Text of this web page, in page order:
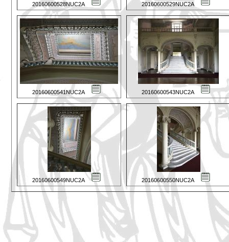
20160600528NUC2A 20160600529NUC2A
20160600541NUC2A 20160600543NUC2A
20160600549NUC2A 20160600550NUC2A